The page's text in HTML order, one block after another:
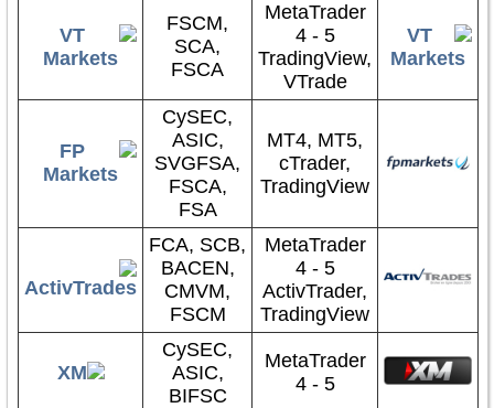
MetaTrader
4 - 5
TradingView,
VTrade
FSCM,
SCA,
FSCA
MT4, MT5,
cTrader,
TradingView
CySEC,
ASIC,
SVGFSA,
FSCA,
FSA
MetaTrader
4 - 5
ActivTrader,
TradingView
FCA, SCB,
BACEN,
CMVM,
FSCM
MetaTrader
4 - 5
CySEC,
ASIC,
BIFSC